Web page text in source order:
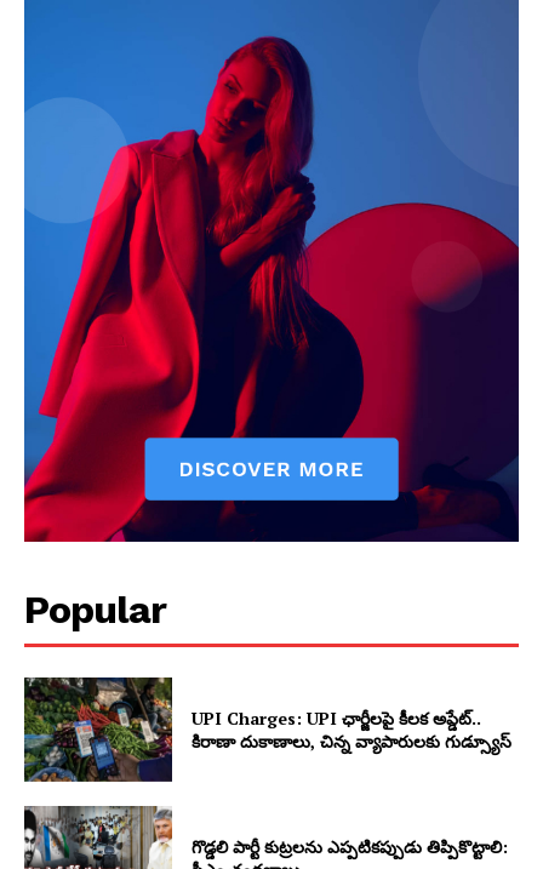
Popular
UPI Charges: UPI ఛార్జీలపై కీలక అప్డేట్..
కిరాణా దుకాణాలు, చిన్న వ్యాపారులకు గుడ్స్యూస్
గొడ్డలి పార్టీ కుట్రలను ఎప్పటికప్పుడు తిప్పికొట్టాలి: